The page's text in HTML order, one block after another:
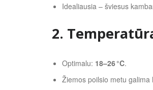
Idealiausia – šviesus
2.
Optimalu: 18–26 °C.
Žiemos poilsio metu galima